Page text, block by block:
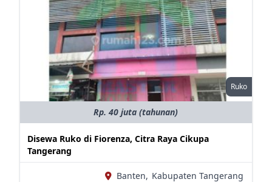
Ruko
Rp. 40 juta (tahunan)
Disewa Ruko di Fiorenza, Citra Raya Cikupa
Tangerang
Banten, Kabupaten Tangerang